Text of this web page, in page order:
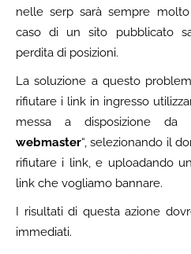
nelle serp sarà sempre
caso di un sito pubblicato
perdita di posizioni.
La soluzione a questo
rifiutare i link in ingresso
messa a disposizione da
webmaster“, selezionando il
rifiutare i link, e uploadando
link che vogliamo bannare.
I risultati di questa azione
immediati.